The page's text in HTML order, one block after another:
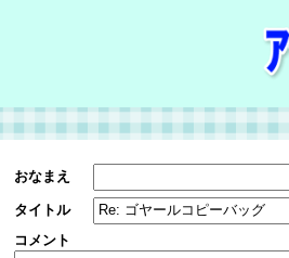
おなまえ
タイトル
コメント